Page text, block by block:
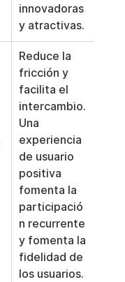
innovadoras
y atractivas.
Reduce la
fricción y
facilita el
intercambio.
Una
experiencia
de usuario
positiva
fomenta la
participació
n recurrente
y fomenta la
fidelidad de
los usuarios.